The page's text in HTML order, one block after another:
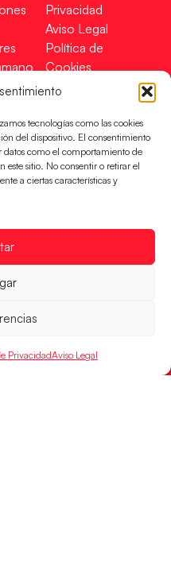
tecnologías como las cookies
del dispositivo. El consentimiento
datos como el comportamiento de
este sitio. No consentir o retirar el
a ciertas características y
PrivacidadAviso Legal
Privacidad
Aviso Legal
Política de
Cookies
Mapa Web
reservados –
por